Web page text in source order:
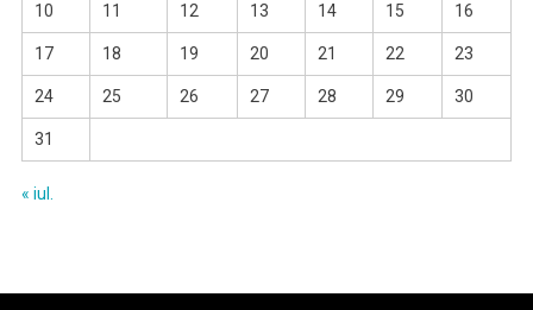
10 11 12 13 14 15 16
17 18 19 20 21 22 23
24 25 26 27 28 29 30
31
« iul.